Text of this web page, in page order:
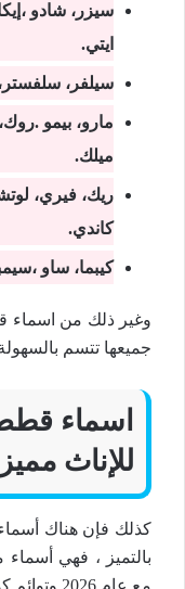
سيزر، شادو
ايتي.
سيلفر، سلفستر،
مارو، بيمو
ميلك.
ريك، فيري،
كاندي.
كيبما، ساو
وغير ذلك من اسماء
جميعها تتسم
اسماء
للإناث
كذلك فإن هناك
بالتميز ، فهي
مع عام 2026 وتوائم كوكبه و تطوره ،